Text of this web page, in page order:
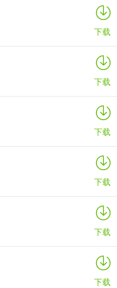
下载
下载
下载
下载
下载
下载